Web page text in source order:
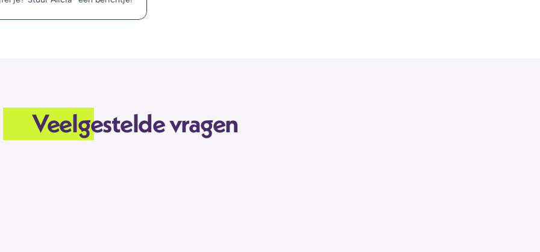
Veelgestelde vragen